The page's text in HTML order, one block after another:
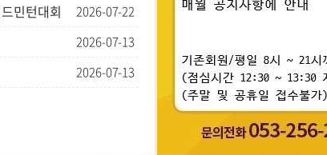
민턴대회 2026-07-22
2026-07-13
2026-07-13